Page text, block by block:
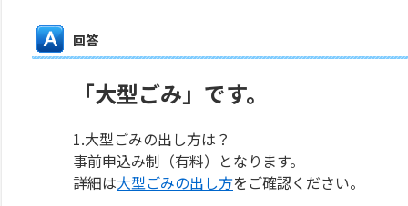
回答
「大型ごみ」です。
1.大型ごみの出し方は？
事前申込み制（有料）となります。
詳細は大型ごみの出し方をご確認ください。